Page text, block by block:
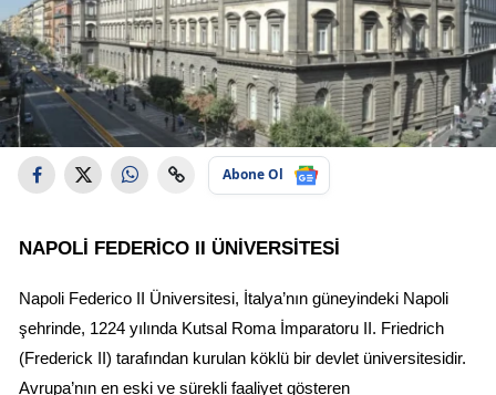
Abone Ol
NAPOLI FEDERICO II ÜNIVERSITESI
Napoli Federico II Üniversitesi, İtalya’nın güneyindeki Napoli
şehrinde, 1224 yılında Kutsal Roma İmparatoru II. Friedrich
(Frederick II) tarafından kurulan köklü bir devlet üniversitesidir.
Avrupa’nın en eski ve sürekli faaliyet gösteren